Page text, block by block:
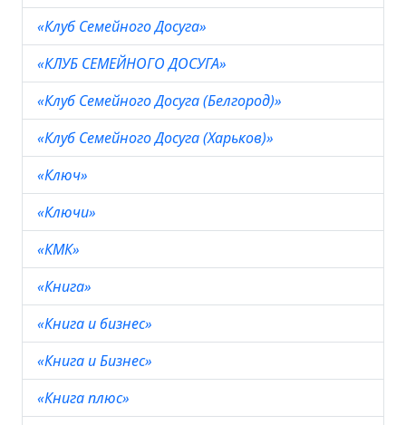
«Клуб Семейного Досуга»
«КЛУБ СЕМЕЙНОГО ДОСУГА»
«Клуб Семейного Досуга (Белгород)»
«Клуб Семейного Досуга (Харьков)»
«Ключ»
«Ключи»
«КМК»
«Книга»
«Книга и бизнес»
«Книга и Бизнес»
«Книга плюс»